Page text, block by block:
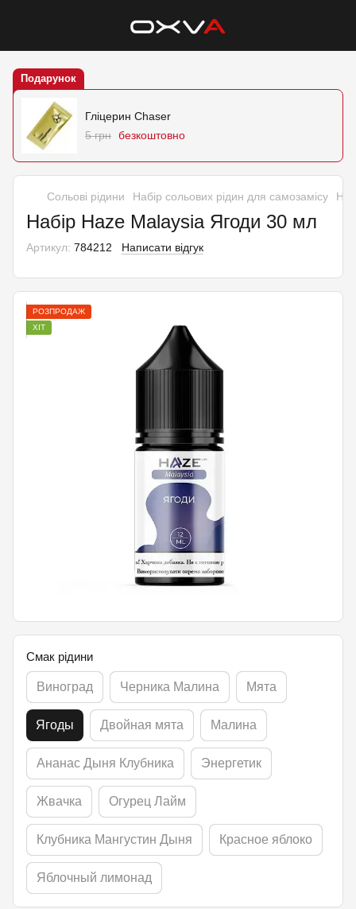
Подарунок
Гліцерин Chaser
5 грн безкоштовно
Сольові рідини Набір сольових рідин для самозамісу
Набір Haze Malaysia Ягоди 30 мл
Артикул: 784212 Написати відгук
РОЗПРОДАЖ
ХІТ
Смак рідини
Виноград Черника Малина Мята
Ягоды Двойная мята Малина
Ананас Дыня Клубника Энергетик
Жвачка Огурец Лайм
Клубника Мангустин Дыня Красное яблоко
Яблочный лимонад